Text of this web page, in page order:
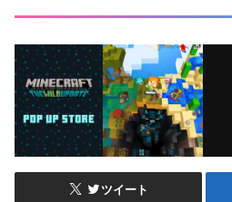
ツイート